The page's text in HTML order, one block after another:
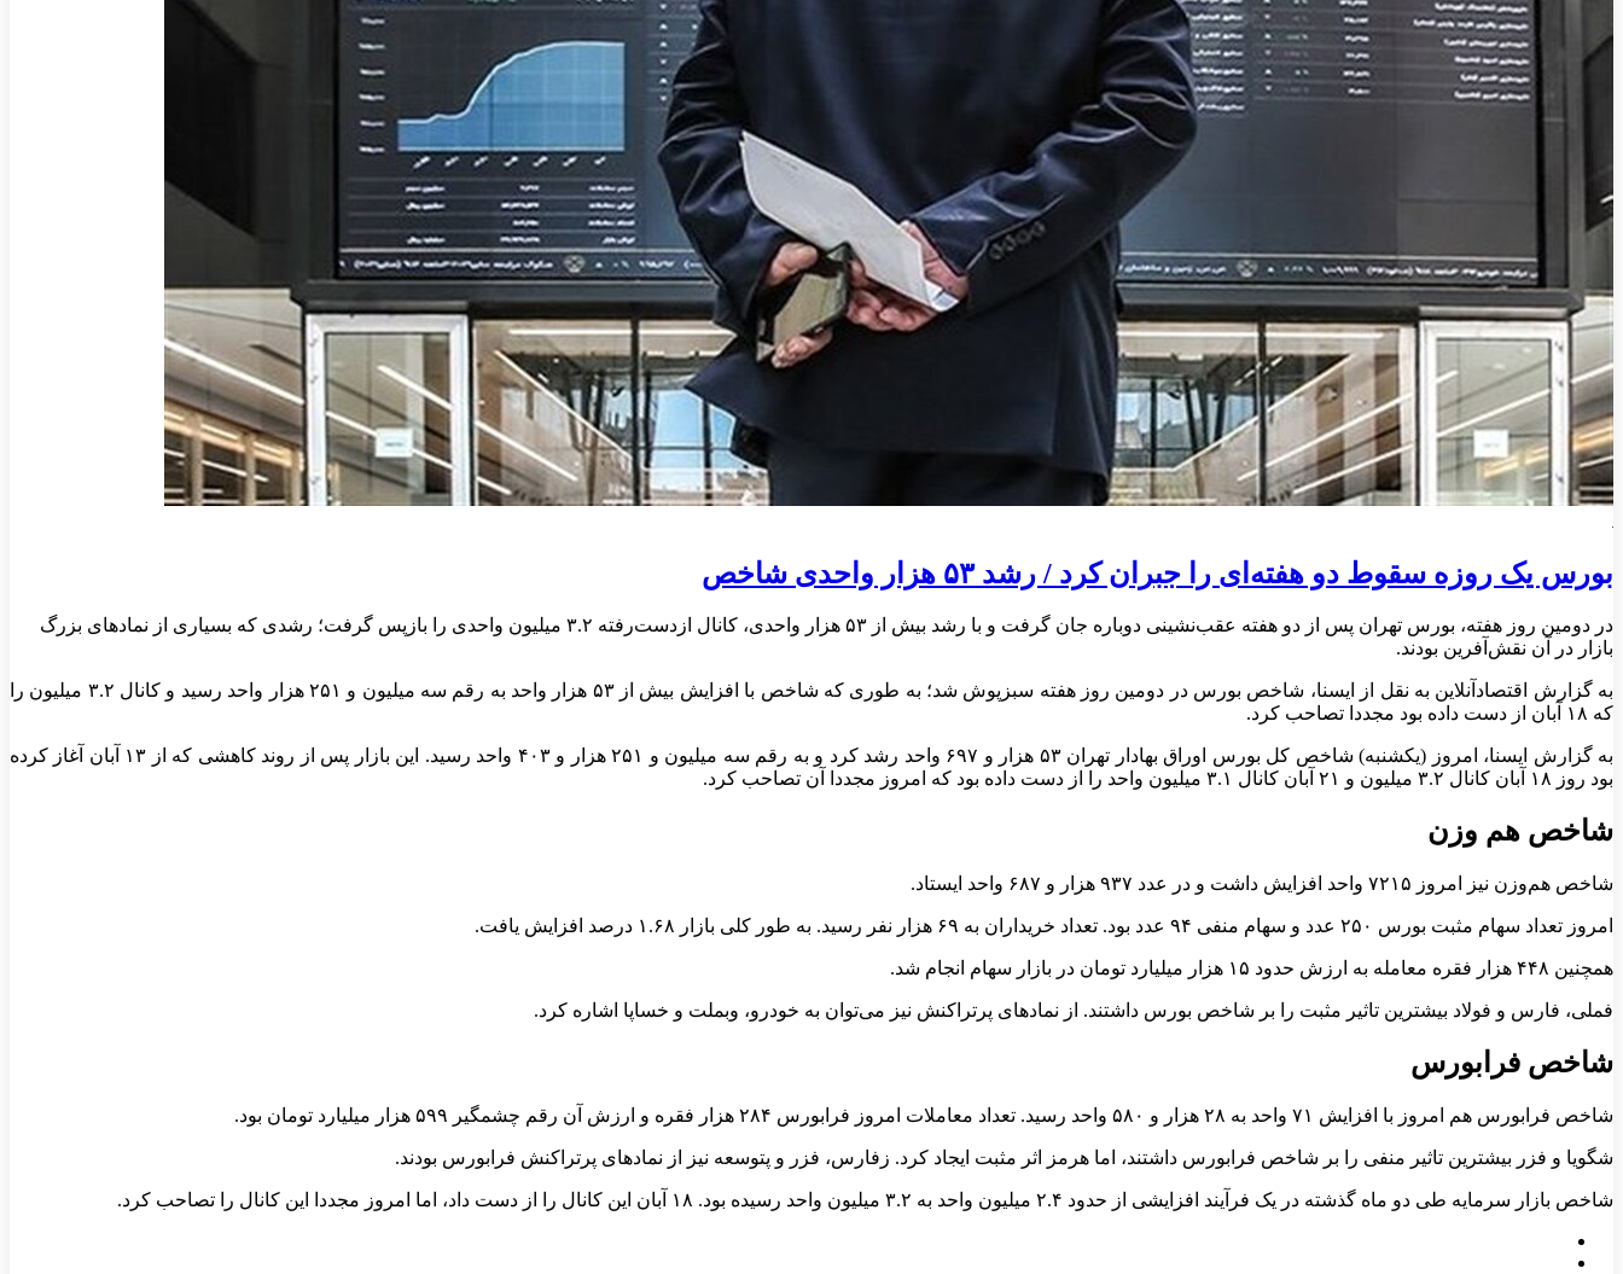
بورس یک روزه سقوط دو هفته‌ای را جبران کرد / رشد ۵۳ هزار واحدی شاخص
در دومین روز هفته، بورس تهران پس از دو هفته عقب‌نشینی دوباره جان گرفت و با رشد بیش از ۵۳ هزار واحدی، کانال از‌دست‌رفته ۳.۲ میلیون واحدی را بازپس گرفت؛ رشدی که بسیاری از نماد‌های بزرگ
بازار در آن نقش‌آفرین بودند.
به گزارش اقتصادآنلاین به نقل از ایسنا، شاخص بورس در دومین روز هفته سبزپوش شد؛ به طوری که شاخص با افزایش بیش از ۵۳ هزار واحد به رقم سه میلیون و ۲۵۱ هزار واحد رسید و کانال ۳.۲ میلیون را
که ۱۸ آبان از دست داده بود مجددا تصاحب کرد.
به گزارش ایسنا، امروز (یکشنبه) شاخص کل بورس اوراق بهادار تهران ۵۳ هزار و ۶۹۷ واحد رشد کرد و به رقم سه میلیون و ۲۵۱ هزار و ۴۰۳ واحد رسید. این بازار پس از روند کاهشی که از ۱۳ آبان آغاز کرده
بود روز ۱۸ آبان کانال ۳.۲ میلیون و ۲۱ آبان کانال ۳.۱ میلیون واحد را از دست داده بود که امروز مجددا آن تصاحب کرد.
شاخص هم وزن
شاخص هم‌وزن نیز امروز ۷۲۱۵ واحد افزایش داشت و در عدد ۹۳۷ هزار و ۶۸۷ واحد ایستاد.
امروز تعداد سهام مثبت بورس ۲۵۰ عدد و سهام منفی ۹۴ عدد بود. تعداد خریداران به ۶۹ هزار نفر رسید. به طور کلی بازار ۱.۶۸ درصد افزایش یافت.
همچنین ۴۴۸ هزار فقره معامله به ارزش حدود ۱۵ هزار میلیارد تومان در بازار سهام انجام شد.
فملی، فارس و فولاد بیشترین تاثیر مثبت را بر شاخص بورس داشتند. از نماد‌های پرتراکنش نیز می‌توان به خودرو، وبملت و خساپا اشاره کرد.
شاخص فرابورس
شاخص فرابورس هم امروز با افزایش ۷۱ واحد به ۲۸ هزار و ۵۸۰ واحد رسید. تعداد معاملات امروز فرابورس ۲۸۴ هزار فقره و ارزش آن رقم چشمگیر ۵۹۹ هزار میلیارد تومان بود.
شگویا و فزر بیشترین تاثیر منفی را بر شاخص فرابورس داشتند، اما هرمز اثر مثبت ایجاد کرد. زفارس، فزر و پتوسعه نیز از نماد‌های پرتراکنش فرابورس بودند.
شاخص بازار سرمایه طی دو ماه گذشته در یک فرآیند افزایشی از حدود ۲.۴ میلیون واحد به ۳.۲ میلیون واحد رسیده بود. ۱۸ آبان این کانال را از دست داد، اما امروز مجددا این کانال را تصاحب کرد.